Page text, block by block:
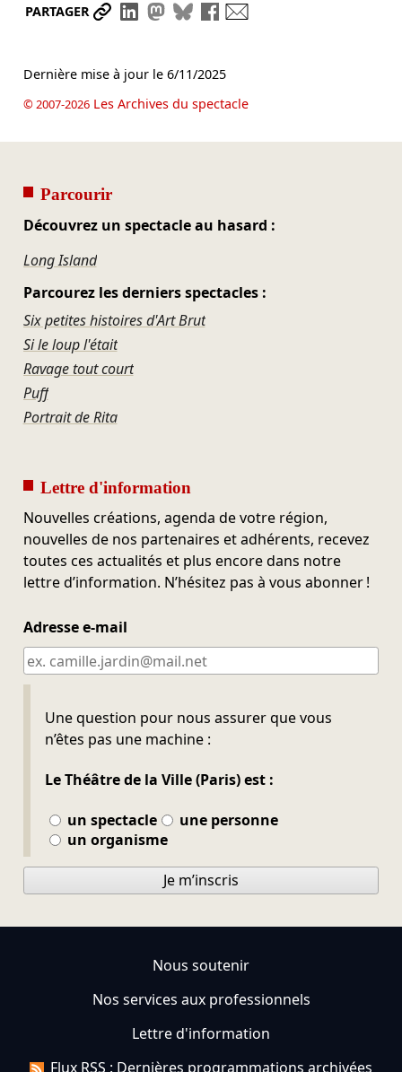
PARTAGER Partager le lien
Partager sur LinkedIn
Partager sur Mastodon
Partager sur Bluesky
Partager sur Facebook
Dernière mise à jour le 6/11/2025
© 2007-2026Les Archives du spectacle
Parcourir
Découvrez un spectacle au hasard :
Long Island
Parcourez les derniers spectacles :
Six petites histoires d'Art Brut
Si le loup l'était
Ravage tout court
Puff
Portrait de Rita
Lettre d'information
Nouvelles créations, agenda de votre région,
nouvelles de nos partenaires et adhérents, recevez
toutes ces actualités et plus encore dans notre
lettre d’information. N’hésitez pas à vous abonner !
Adresse e-mail
Une question pour nous assurer que vous
n’êtes pas une machine :
Le Théâtre de la Ville (Paris) est :
un spectacle
une personne
un organisme
Ne pas remplir
Je m’inscris
Nous soutenir
Nos services aux professionnels
Lettre d'information
Flux RSS : Dernières programmations archivées